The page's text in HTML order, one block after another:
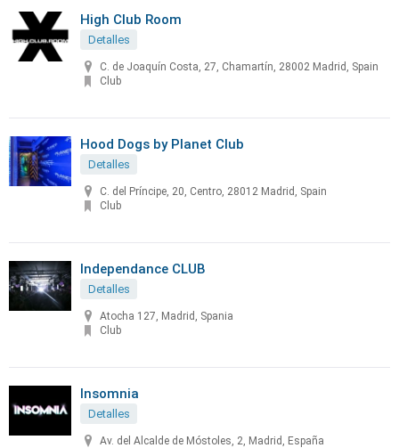
High Club Room
Detalles
C. de Joaquín Costa, 27, Chamartín, 28002 Madrid, Spain
Club
Hood Dogs by Planet Club
Detalles
C. del Príncipe, 20, Centro, 28012 Madrid, Spain
Club
Independance CLUB
Detalles
Atocha 127, Madrid, Spania
Club
Insomnia
Detalles
Av. del Alcalde de Móstoles, 2, Madrid, España